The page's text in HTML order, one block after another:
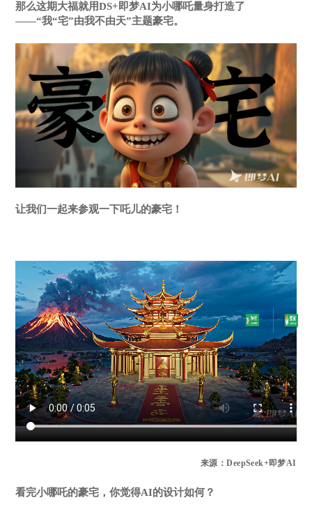
那么这期大福就用DS+即梦AI为小哪吒量身打造了
——“我“宅”由我不由天”主题豪宅。
让我们一起来参观一下吒儿的豪宅！
来源：DeepSeek+即梦AI
看完小哪吒的豪宅，你觉得AI的设计如何？